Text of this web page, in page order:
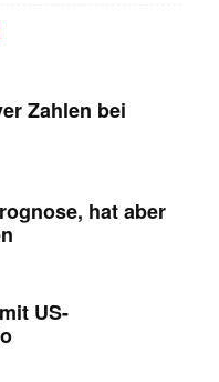
Zahlen bei
hat aber
US-